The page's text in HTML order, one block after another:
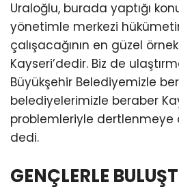
Uraloğlu, burada yaptığı
yönetimle merkezi
çalışacağının en güzel
Kayseri’dedir. Biz de
Büyükşehir Belediyemizle
belediyelerimizle beraber
problemleriyle dertlenmeye
dedi.
GENÇLERLE